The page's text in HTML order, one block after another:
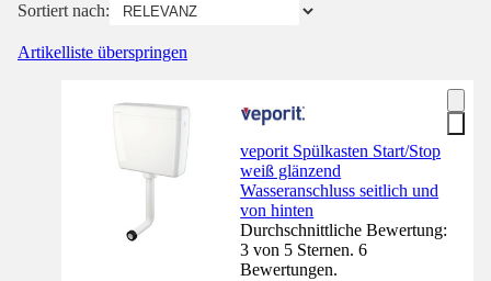
Sortiert nach:
Artikelliste überspringen
veporit Spülkasten Start/Stop
weiß glänzend
Wasseranschluss seitlich und
von hinten
Durchschnittliche Bewertung:
3 von 5 Sternen. 6
Bewertungen.